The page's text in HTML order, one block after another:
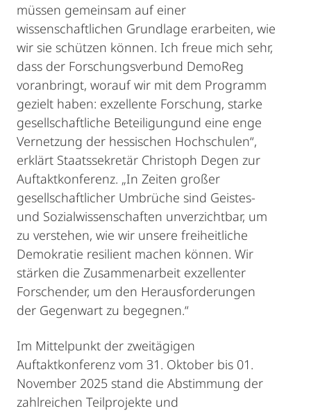
müssen gemeinsam auf einer
wissenschaftlichen Grundlage erarbeiten, wie
wir sie schützen können. Ich freue mich sehr,
dass der Forschungsverbund DemoReg
voranbringt, worauf wir mit dem Programm
gezielt haben: exzellente Forschung, starke
gesellschaftliche Beteiligungund eine enge
Vernetzung der hessischen Hochschulen“,
erklärt Staatssekretär Christoph Degen zur
Auftaktkonferenz. „In Zeiten großer
gesellschaftlicher Umbrüche sind Geistes-
und Sozialwissenschaften unverzichtbar, um
zu verstehen, wie wir unsere freiheitliche
Demokratie resilient machen können. Wir
stärken die Zusammenarbeit exzellenter
Forschender, um den Herausforderungen
der Gegenwart zu begegnen.“
Im Mittelpunkt der zweitägigen
Auftaktkonferenz vom 31. Oktober bis 01.
November 2025 stand die Abstimmung der
zahlreichen Teilprojekte und